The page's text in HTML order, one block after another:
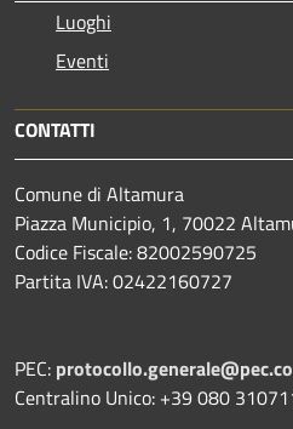
Luoghi
Eventi
CONTATTI
Comune di Altamura
Piazza Municipio, 1, 70022
Codice Fiscale: 82002590725
Partita IVA: 02422160727
PEC:
Centralino Unico: +39 080